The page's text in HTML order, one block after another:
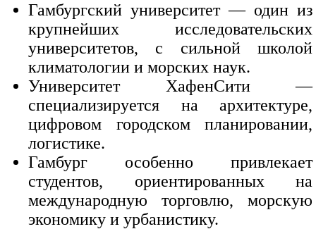
Гамбургский университет — один из
крупнейших исследовательских
университетов, с сильной школой
климатологии и морских наук.
Университет ХафенСити —
специализируется на архитектуре,
цифровом городском планировании,
логистике.
Гамбург особенно привлекает
студентов, ориентированных на
международную торговлю, морскую
экономику и урбанистику.